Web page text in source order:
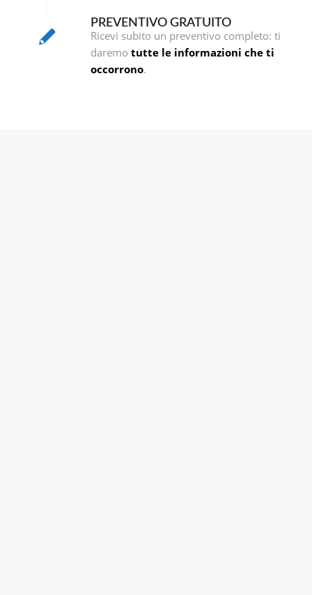
PREVENTIVO GRATUITO
Ricevi subito un preventivo completo: ti
daremo tutte le informazioni che ti
occorrono.